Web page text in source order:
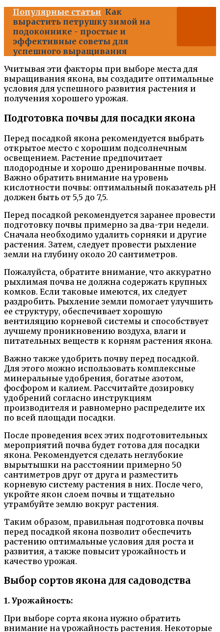
Популярные статьи Как
вырастить петрушку зимой на
подоконнике - простые и
эффективные советы для
успешного выращивания
Учитывая эти факторы при выборе места для
выращивания якона, вы создадите оптимальные
условия для успешного развития растения и
получения хорошего урожая.
Подготовка почвы для посадки якона
Перед посадкой якона рекомендуется выбрать
открытое место с хорошим подсолнечным
освещением. Растение предпочитает
плодородные и хорошо дренированные почвы.
Важно обратить внимание на уровень
кислотности почвы: оптимальный показатель рН
должен быть от 5,5 до 7,5.
Перед посадкой рекомендуется заранее провести
подготовку почвы примерно за два-три недели.
Сначала необходимо удалить сорняки и другие
растения. Затем, следует провести рыхление
земли на глубину около 20 сантиметров.
Пожалуйста, обратите внимание, что аккуратно
рыхлимая почва не должна содержать крупных
комков. Если таковые имеются, их следует
раздробить. Рыхление земли помогает улучшить
ее структуру, обеспечивает хорошую
вентиляцию корневой системы и способствует
лучшему проникновению воздуха, влаги и
питательных веществ к корням растения якона.
Важно также удобрить почву перед посадкой.
Для этого можно использовать комплексные
минеральные удобрения, богатые азотом,
фосфором и калием. Рассчитайте дозировку
удобрений согласно инструкциям
производителя и равномерно распределите их
по всей площади посадки.
После проведения всех этих подготовительных
мероприятий почва будет готова для посадки
якона. Рекомендуется сделать неглубокие
вырытышки на расстоянии примерно 50
сантиметров друг от друга и разместить
корневую систему растения в них. После чего,
укройте якон слоем почвы и тщательно
утрамбуйте землю вокруг растения.
Таким образом, правильная подготовка почвы
перед посадкой якона позволит обеспечить
растению оптимальные условия для роста и
развития, а также повысит урожайность и
качество урожая.
Выбор сортов якона для садоводства
1. Урожайность:
При выборе сорта якона нужно обратить
внимание на урожайность растения. Некоторые